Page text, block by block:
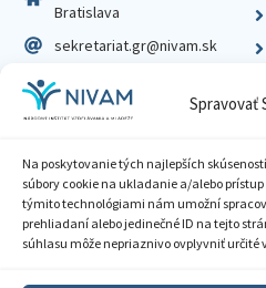
Spravovať
Na poskytovanie tých najlepších
súbory cookie na ukladanie a/alebo
týmito technológiami nám umožní
prehliadaní alebo jedinečné ID na tejto
súhlasu môže nepriaznivo ovplyvniť určité
Bratislava
sekretariat.gr@nivam.sk
IČO: 00164348
DIČ: 2020798714
Zásady